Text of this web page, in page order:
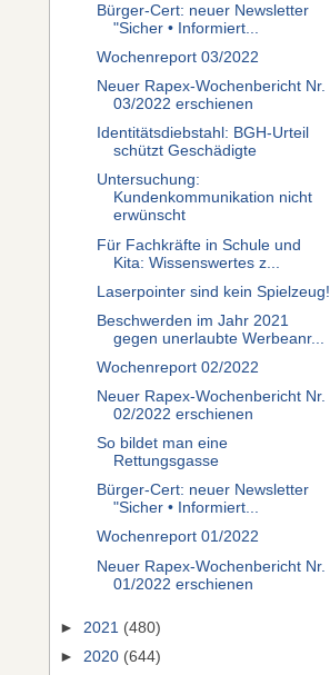
Bürger-Cert: neuer Newsletter
"Sicher • Informiert...
Wochenreport 03/2022
Neuer Rapex-Wochenbericht Nr.
03/2022 erschienen
Identitätsdiebstahl: BGH-Urteil
schützt Geschädigte
Untersuchung:
Kundenkommunikation nicht
erwünscht
Für Fachkräfte in Schule und
Kita: Wissenswertes z...
Laserpointer sind kein Spielzeug!
Beschwerden im Jahr 2021
gegen unerlaubte Werbeanr...
Wochenreport 02/2022
Neuer Rapex-Wochenbericht Nr.
02/2022 erschienen
So bildet man eine
Rettungsgasse
Bürger-Cert: neuer Newsletter
"Sicher • Informiert...
Wochenreport 01/2022
Neuer Rapex-Wochenbericht Nr.
01/2022 erschienen
► 2021 (480)
► 2020 (644)